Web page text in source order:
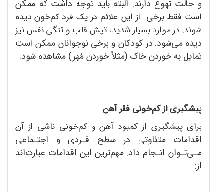
و حالت تهوع دارند. البته باید توجه داشت که ممکن
است فقط برخی از این علائم در یک فرد کم‌خون دیده
شوند. در موارد بسیار شدید، تپش قلب و تنگی نفس نیز
دیده می‌شود. در کودکان و برخی نوجوانان ممکن است
تمایل به خوردن خاک (مثلاً خوردن مُهر) مشاهده شود.
پیشگیری از کم‌خونی فقر آهن
برای پیشگیری از کمبود آهن و کم‌خونی ناشی از آن
اقدامات متفاوتی در سطح فـردی و اجتـماعی
مـی‌تـوان انـجام داد. مهم‌ترین این اقدامات عبارت‌اند
از: